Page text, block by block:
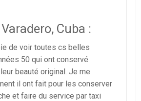
Cuba :
de voir toutes cs belles
50 qui ont conservé
beauté original. Je me
il ont fait pour les conserver
et faire du service par taxi